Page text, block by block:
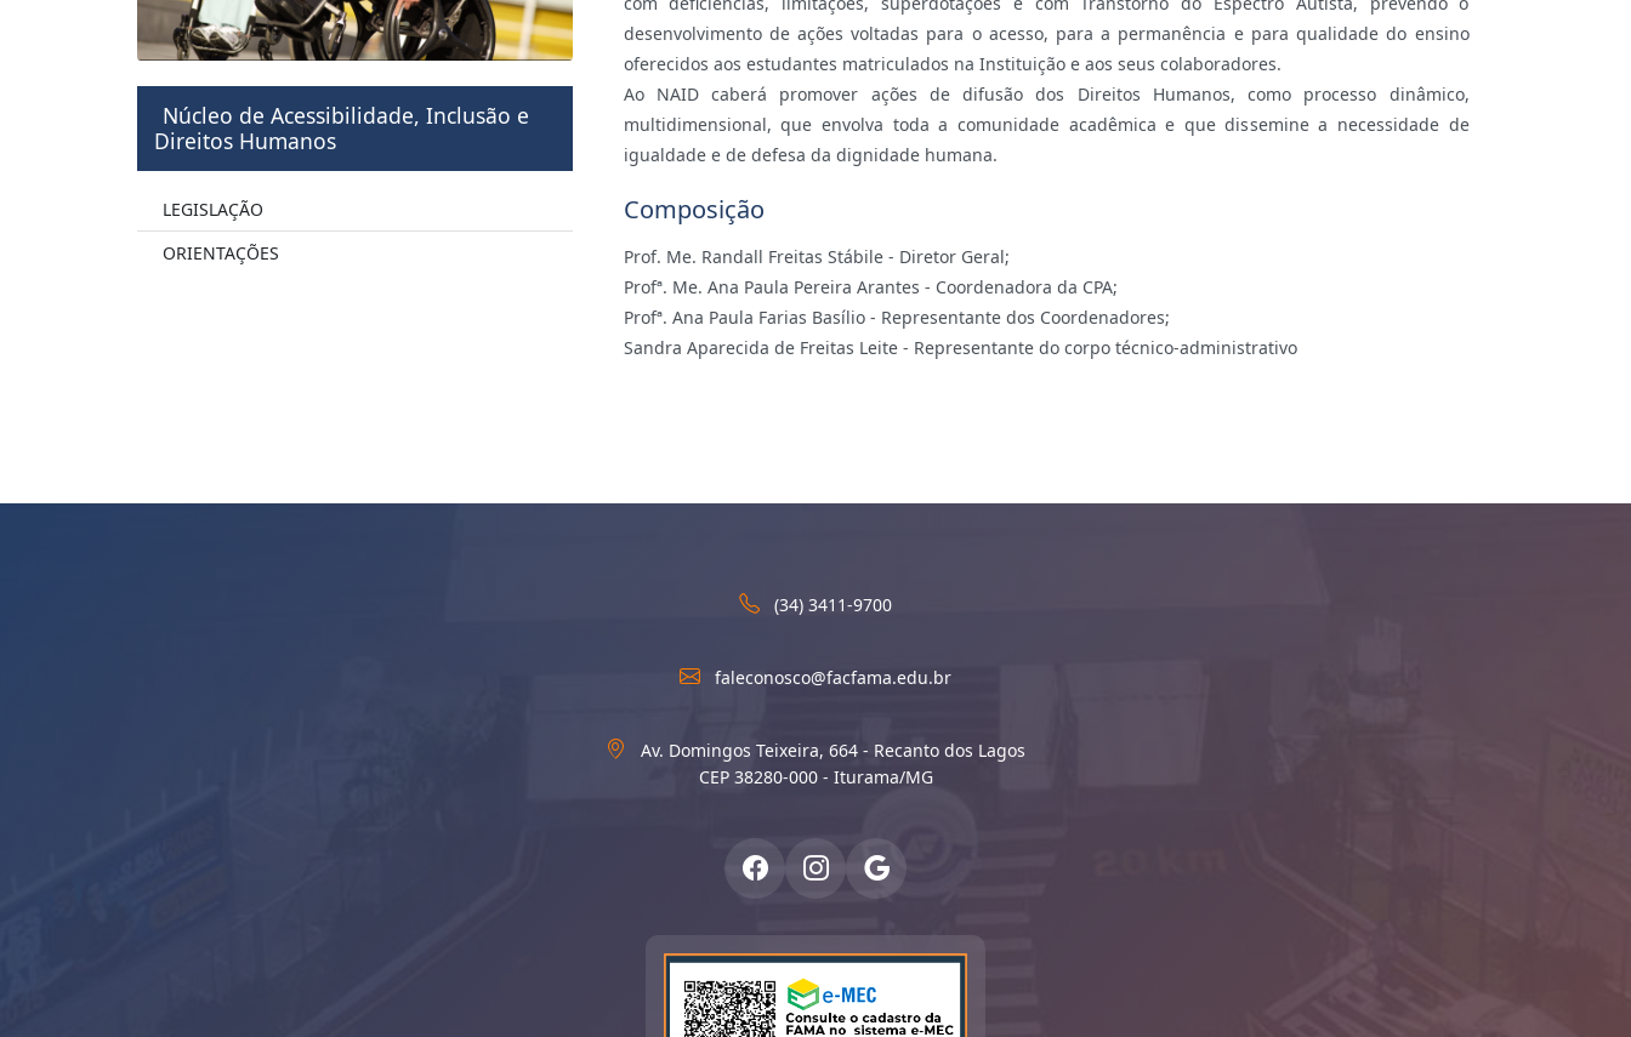
Núcleo de Acessibilidade, Inclusão e
Direitos Humanos
LEGISLAÇÃO
ORIENTAÇÕES
desenvolvimento de ações voltadas para o acesso, para a permanência e para qualidade do ensino
oferecidos aos estudantes matriculados na Instituição e aos seus colaboradores.
Ao NAID caberá promover ações de difusão dos Direitos Humanos, como processo dinâmico,
multidimensional, que envolva toda a comunidade acadêmica e que dissemine a necessidade de
igualdade e de defesa da dignidade humana.
Composição
Prof. Me. Randall Freitas Stábile - Diretor Geral;
Profª. Me. Ana Paula Pereira Arantes - Coordenadora da CPA;
Profª. Ana Paula Farias Basílio - Representante dos Coordenadores;
Sandra Aparecida de Freitas Leite - Representante do corpo técnico-administrativo
(34) 3411-9700
faleconosco@facfama.edu.br
Av. Domingos Teixeira, 664 - Recanto dos Lagos
CEP 38280-000 - Iturama/MG